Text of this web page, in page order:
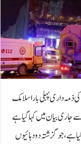
داری پہلی بار اسلامک
بیان میں کہا گیا ہے
ہے، جو گزشتہ دو دہائیوں